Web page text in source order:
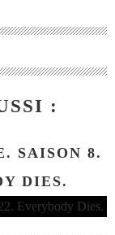
:
SAISON 8.
DIES.